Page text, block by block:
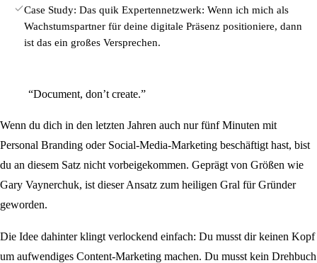
Case Study: Das quik Expertennetzwerk: Wenn ich mich als
Wachstumspartner für deine digitale Präsenz positioniere, dann
ist das ein großes Versprechen.
“Document, don’t create.”
Wenn du dich in den letzten Jahren auch nur fünf Minuten mit
Personal Branding oder Social-Media-Marketing beschäftigt hast, bist
du an diesem Satz nicht vorbeigekommen. Geprägt von Größen wie
Gary Vaynerchuk, ist dieser Ansatz zum heiligen Gral für Gründer
geworden.
Die Idee dahinter klingt verlockend einfach: Du musst dir keinen Kopf
um aufwendiges Content-Marketing machen. Du musst kein Drehbuch